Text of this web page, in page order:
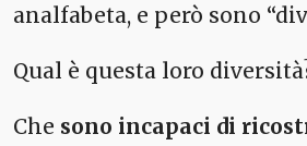
analfabeta, e però sono
Qual è questa loro
Che sono incapaci di